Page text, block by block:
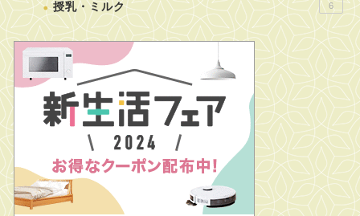
授乳・ミルク 6